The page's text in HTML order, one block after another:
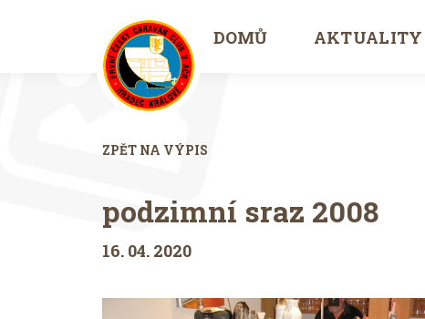
DOMŮ AKTUALITY
ZPĚT NA VÝPIS
podzimní sraz 2008
16. 04. 2020